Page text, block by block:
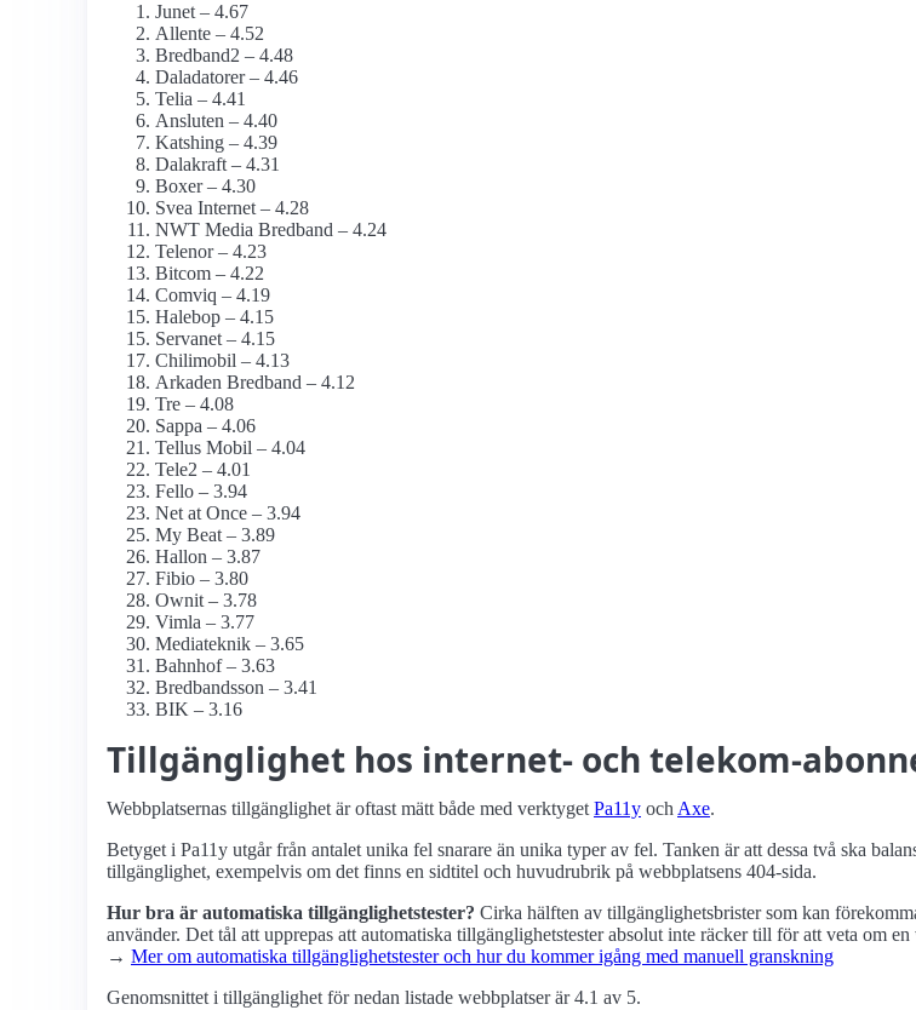
Junet – 4.67
Allente – 4.52
Bredband2 – 4.48
Daladatorer – 4.46
Telia – 4.41
Ansluten – 4.40
Katshing – 4.39
Dalakraft – 4.31
Boxer – 4.30
Svea Internet – 4.28
NWT Media Bredband – 4.24
Telenor – 4.23
Bitcom – 4.22
Comviq – 4.19
Halebop – 4.15
Servanet – 4.15
Chilimobil – 4.13
Arkaden Bredband – 4.12
Tre – 4.08
Sappa – 4.06
Tellus Mobil – 4.04
Tele2 – 4.01
Fello – 3.94
Net at Once – 3.94
My Beat – 3.89
Hallon – 3.87
Fibio – 3.80
Ownit – 3.78
Vimla – 3.77
Mediateknik – 3.65
Bahnhof – 3.63
Bredbandsson – 3.41
BIK – 3.16
Tillgänglighet hos internet- och telekom-
Webbplatsernas tillgänglighet är oftast mätt både med verktyget Pa11y och Axe.
Betyget i Pa11y utgår från antalet unika fel snarare än unika typer av fel. Tanken är att dessa två ska
tillgänglighet, exempelvis om det finns en sidtitel och huvudrubrik på webbplatsens 404-sida.
Hur bra är automatiska tillgänglighets­tester? Cirka hälften av tillgänglighets­brister som kan
använder. Det tål att upprepas att automatiska tillgänglighets­tester absolut inte räcker till för att veta om
→ Mer om automatiska tillgänglighets­tester och hur du kommer igång med manuell granskning
Genomsnittet i tillgänglighet för nedan listade webbplatser är 4.1 av 5.